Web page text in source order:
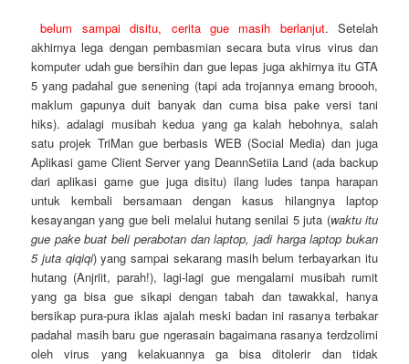
belum sampai disitu, cerita gue masih berlanjut. Setelah
akhirnya lega dengan pembasmian secara buta virus virus dan
komputer udah gue bersihin dan gue lepas juga akhirnya itu GTA
5 yang padahal gue senening (tapi ada trojannya emang broooh,
maklum gapunya duit banyak dan cuma bisa pake versi tani
hiks). adalagi musibah kedua yang ga kalah hebohnya, salah
satu projek TriMan gue berbasis WEB (Social Media) dan juga
Aplikasi game Client Server yang DeannSetiia Land (ada backup
dari aplikasi game gue juga disitu) ilang ludes tanpa harapan
untuk kembali bersamaan dengan kasus hilangnya laptop
kesayangan yang gue beli melalui hutang senilai 5 juta (waktu itu
gue pake buat beli perabotan dan laptop, jadi harga laptop bukan
5 juta qiqiqi) yang sampai sekarang masih belum terbayarkan itu
hutang (Anjriit, parah!), lagi-lagi gue mengalami musibah rumit
yang ga bisa gue sikapi dengan tabah dan tawakkal, hanya
bersikap pura-pura iklas ajalah meski badan ini rasanya terbakar
padahal masih baru gue ngerasain bagaimana rasanya terdzolimi
oleh virus yang kelakuannya ga bisa ditolerir dan tidak